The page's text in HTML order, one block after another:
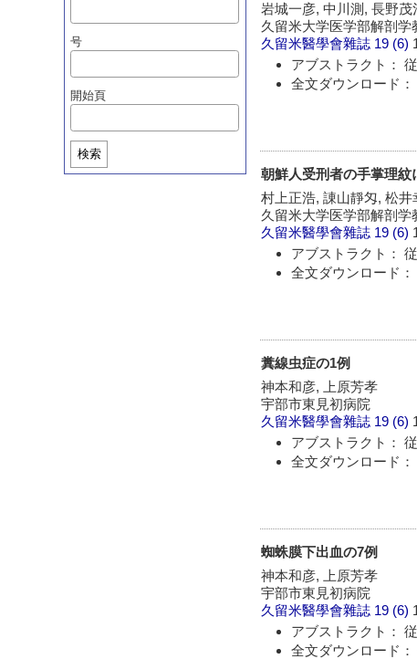
号
開始頁
検索
岩城一彦, 中川測, 長野茂
久留米大学医学部解剖学
久留米醫學會雜誌 19 (6)
アブストラクト：
全文ダウンロード：
朝鮮人受刑者の手掌理紋
村上正浩, 諌山靜匁, 松井
久留米大学医学部解剖学
久留米醫學會雜誌 19 (6)
アブストラクト：
全文ダウンロード：
糞線虫症の1例
神本和彦, 上原芳孝
宇部市東見初病院
久留米醫學會雜誌 19 (6)
アブストラクト：
全文ダウンロード：
蜘蛛膜下出血の7例
神本和彦, 上原芳孝
宇部市東見初病院
久留米醫學會雜誌 19 (6)
アブストラクト：
全文ダウンロード：